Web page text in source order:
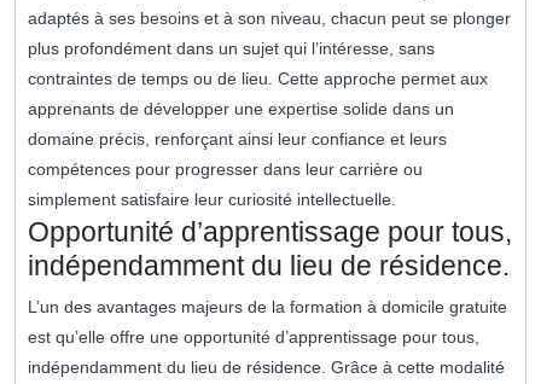
adaptés à ses besoins et à son niveau, chacun peut se plonger
plus profondément dans un sujet qui l’intéresse, sans
contraintes de temps ou de lieu. Cette approche permet aux
apprenants de développer une expertise solide dans un
domaine précis, renforçant ainsi leur confiance et leurs
compétences pour progresser dans leur carrière ou
simplement satisfaire leur curiosité intellectuelle.
Opportunité d’apprentissage pour tous,
indépendamment du lieu de résidence.
L’un des avantages majeurs de la formation à domicile gratuite
est qu’elle offre une opportunité d’apprentissage pour tous,
indépendamment du lieu de résidence. Grâce à cette modalité